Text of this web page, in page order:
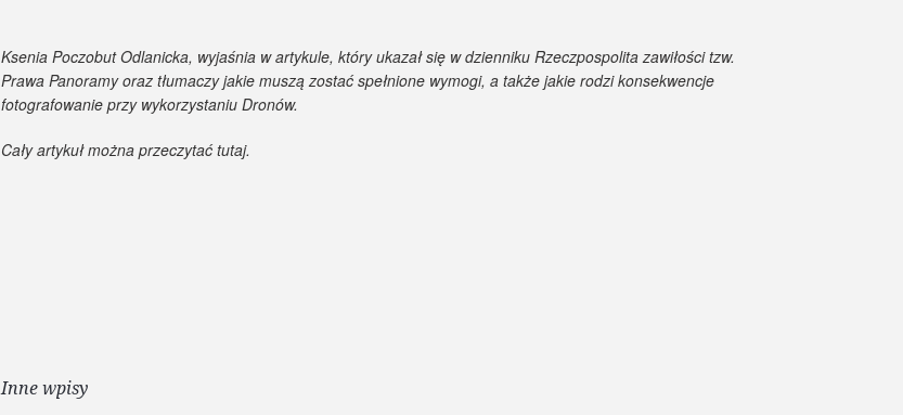
Ksenia Poczobut Odlanicka, wyjaśnia w artykule, który ukazał się w dzienniku Rzeczpospolitazawiłości tzw.
Prawa Panoramy oraz tłumaczy jakie muszą zostać spełnione wymogi, a także jakie rodzi konsekwencje
fotografowanie przy wykorzystaniu Dronów.
Cały artykuł można przeczytać tutaj.
Inne wpisy